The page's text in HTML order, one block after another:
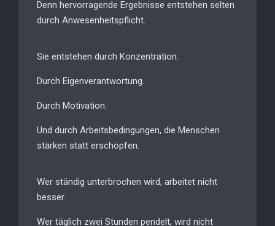
Denn hervorragende Ergebnisse entstehen selten
durch Anwesenheitspflicht.
Sie entstehen durch Konzentration.
Durch Eigenverantwortung.
Durch Motivation.
Und durch Arbeitsbedingungen, die Menschen
stärken statt erschöpfen.
Wer ständig unterbrochen wird, arbeitet nicht
besser.
Wer täglich zwei Stunden pendelt, wird nicht